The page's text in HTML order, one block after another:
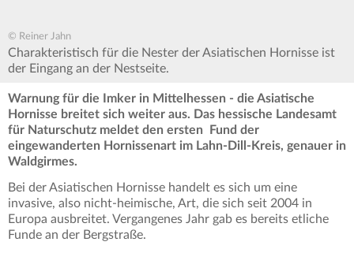
© Reiner Jahn
Charakteristisch für die Nester der Asiatischen Hornisse ist
der Eingang an der Nestseite.
Warnung für die Imker in Mittelhessen - die Asiatische
Hornisse breitet sich weiter aus. Das hessische Landesamt
für Naturschutz meldet den ersten Fund der
eingewanderten Hornissenart im Lahn-Dill-Kreis, genauer in
Waldgirmes.
Bei der Asiatischen Hornisse handelt es sich um eine
invasive, also nicht-heimische, Art, die sich seit 2004 in
Europa ausbreitet. Vergangenes Jahr gab es bereits etliche
Funde an der Bergstraße.